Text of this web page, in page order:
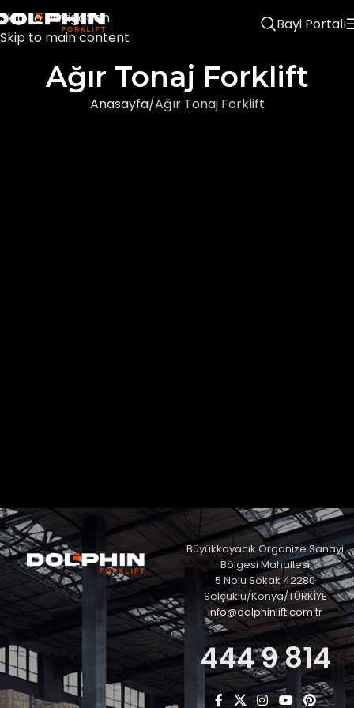
Skip to navigation
Skip to main content
Bayi Portalı
Ağır Tonaj Forklift
Anasayfa Ağır Tonaj Forklift
Büyükkayacık Organize Sanayi
Bölgesi Mahallesi
5 Nolu Sokak 42280
Selçuklu/Konya/TÜRKİYE
info@dolphinlift.com.tr
444 9 814